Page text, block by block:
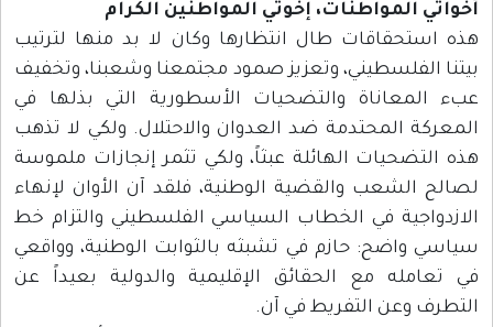
أخواتي المواطنات، إخوتي المواطنين الكرام
هذه استحقاقات طال انتظارها وكان لا بد منها لترتيب
بيتنا الفلسطيني، وتعزيز صمود مجتمعنا وشعبنا، وتخفيف
عبء المعاناة والتضحيات الأسطورية التي بذلها في
المعركة المحتدمة ضد العدوان والاحتلال. ولكي لا تذهب
هذه التضحيات الهائلة عبثاً، ولكي تثمر إنجازات ملموسة
لصالح الشعب والقضية الوطنية، فلقد آن الأوان لإنهاء
الازدواجية في الخطاب السياسي الفلسطيني والتزام خط
سياسي واضح: حازم في تشبثه بالثوابت الوطنية، وواقعي
في تعامله مع الحقائق الإقليمية والدولية بعيداً عن
التطرف وعن التفريط في آن.